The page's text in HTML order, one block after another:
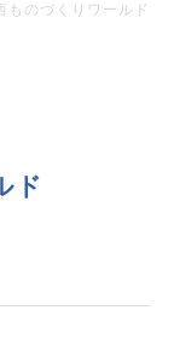
ものづくりワールド
ド